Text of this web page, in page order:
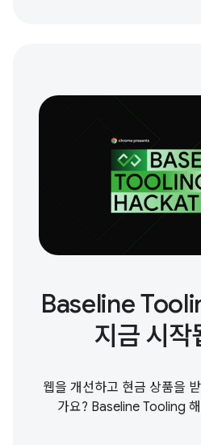
Baseline
지금 시작
웹을 개선하고 현금 상품을
가요? Baseline Tooling